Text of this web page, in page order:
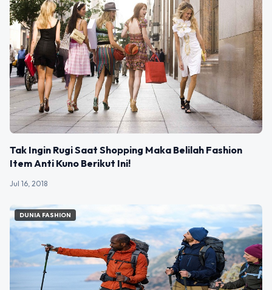
Tak Ingin Rugi Saat Shopping Maka Belilah Fashion
Item Anti Kuno Berikut Ini!
Jul 16, 2018
DUNIA FASHION